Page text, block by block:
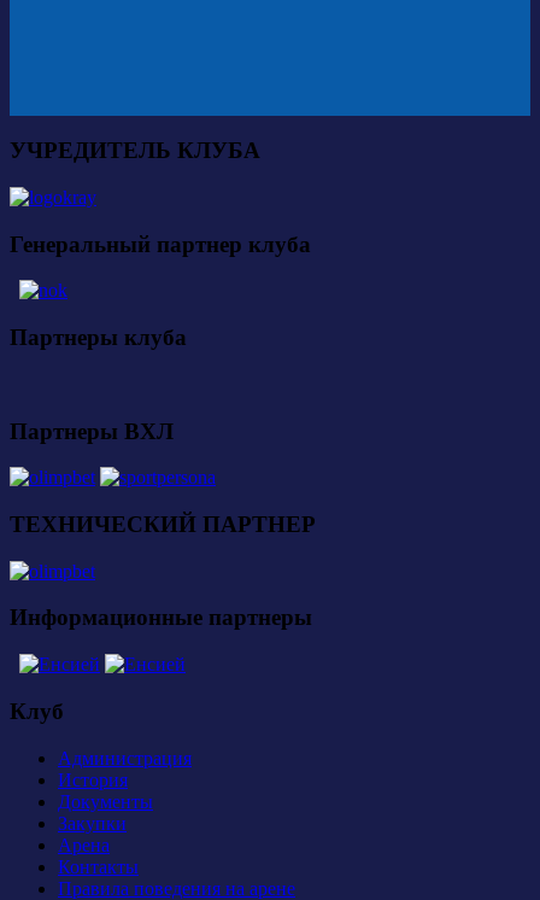
УЧРЕДИТЕЛЬ КЛУБА
Генеральный партнер клуба
Партнеры клуба
Партнеры ВХЛ
ТЕХНИЧЕСКИЙ ПАРТНЕР
Информационные партнеры
Клуб
Администрация
История
Документы
Закупки
Арена
Контакты
Правила поведения на арене